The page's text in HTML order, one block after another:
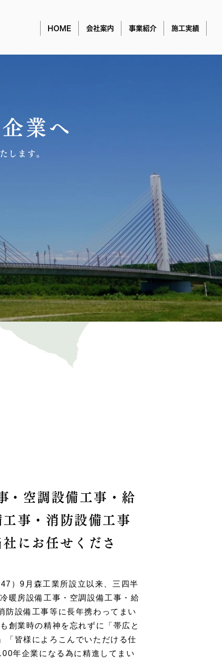
HOME 会社案内 事業紹介 施工実績
業へ
します。
・空調設備工事・給
事・消防設備工事
にお任せくださ
）9月森工業所設立以来、三四半
暖房設備工事・空調設備工事・給
防設備工事等に長年携わってまい
創業時の精神を忘れずに「帯広と
「皆様によろこんでいただける仕
年企業になる為に精進してまい